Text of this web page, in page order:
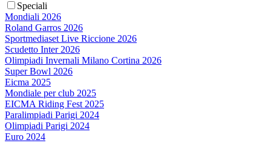
Speciali
Mondiali 2026
Roland Garros 2026
Sportmediaset Live Riccione 2026
Scudetto Inter 2026
Olimpiadi Invernali Milano Cortina 2026
Super Bowl 2026
Eicma 2025
Mondiale per club 2025
EICMA Riding Fest 2025
Paralimpiadi Parigi 2024
Olimpiadi Parigi 2024
Euro 2024